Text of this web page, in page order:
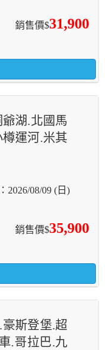
銷售價$31,900
湖.北國馬
運河.米其
2026/08/09 (日)
銷售價$35,900
斯登堡.超
.哥拉巴.九